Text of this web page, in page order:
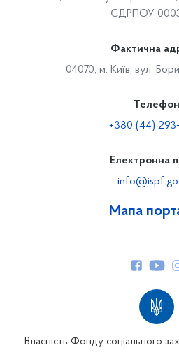
Мапа
ЄДРПОУ
Фактична
04070, м. Київ, вул.
Телефон
+380 (44)
Електронна
Власність Фонду соціального